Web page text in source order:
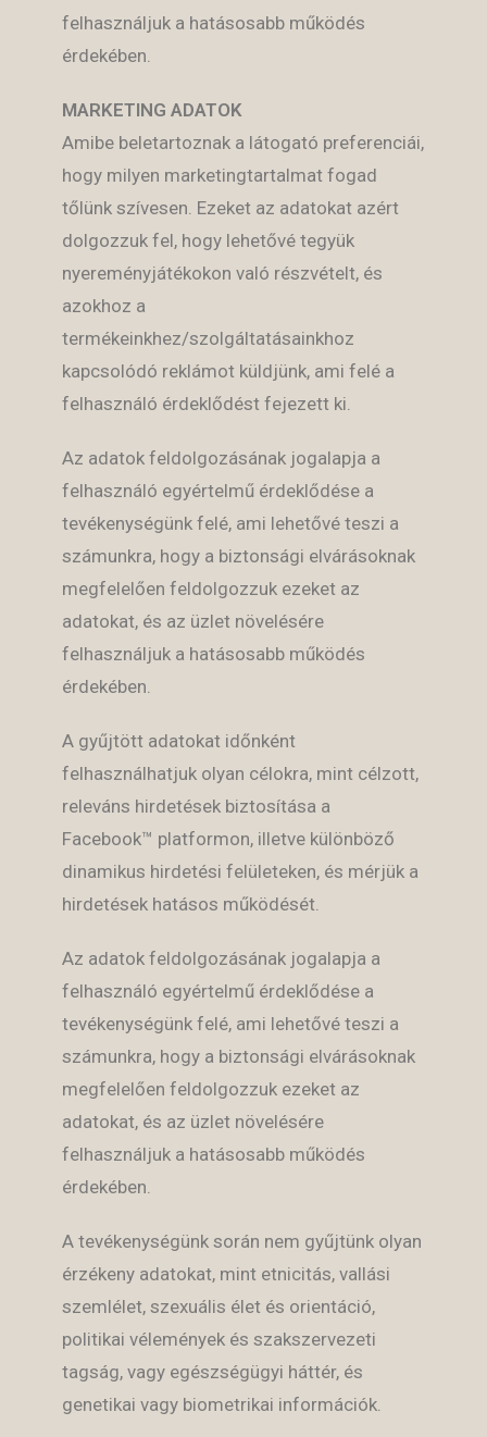
felhasználjuk a hatásosabb működés
érdekében.
MARKETING ADATOK
Amibe beletartoznak a látogató preferenciái,
hogy milyen marketingtartalmat fogad
tőlünk szívesen. Ezeket az adatokat azért
dolgozzuk fel, hogy lehetővé tegyük
nyereményjátékokon való részvételt, és
azokhoz a
termékeinkhez/szolgáltatásainkhoz
kapcsolódó reklámot küldjünk, ami felé a
felhasználó érdeklődést fejezett ki.
Az adatok feldolgozásának jogalapja a
felhasználó egyértelmű érdeklődése a
tevékenységünk felé, ami lehetővé teszi a
számunkra, hogy a biztonsági elvárásoknak
megfelelően feldolgozzuk ezeket az
adatokat, és az üzlet növelésére
felhasználjuk a hatásosabb működés
érdekében.
A gyűjtött adatokat időnként
felhasználhatjuk olyan célokra, mint célzott,
releváns hirdetések biztosítása a
Facebook™ platformon, illetve különböző
dinamikus hirdetési felületeken, és mérjük a
hirdetések hatásos működését.
Az adatok feldolgozásának jogalapja a
felhasználó egyértelmű érdeklődése a
tevékenységünk felé, ami lehetővé teszi a
számunkra, hogy a biztonsági elvárásoknak
megfelelően feldolgozzuk ezeket az
adatokat, és az üzlet növelésére
felhasználjuk a hatásosabb működés
érdekében.
A tevékenységünk során nem gyűjtünk olyan
érzékeny adatokat, mint etnicitás, vallási
szemlélet, szexuális élet és orientáció,
politikai vélemények és szakszervezeti
tagság, vagy egészségügyi háttér, és
genetikai vagy biometrikai információk.